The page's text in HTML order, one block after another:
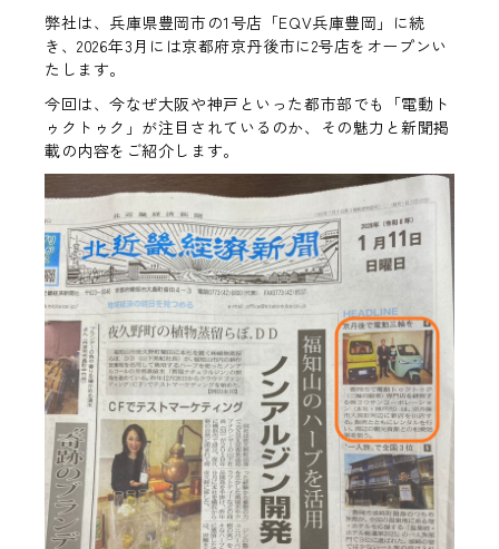
弊社は、兵庫県豊岡市の1号店「EQV兵庫豊岡」に続
き、2026年3月には京都府京丹後市に2号店をオープンい
たします。
今回は、今なぜ大阪や神戸 といった都市部でも「電動ト
ゥクトゥク」が注目されているのか、その魅力と新聞掲
載の内容をご紹介します。